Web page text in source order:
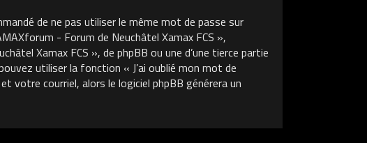
de ne pas utiliser le même mot de passe sur
- Forum de Neuchâtel Xamax FCS »,
Xamax FCS », de phpBB ou une d’une tierce partie
utiliser la fonction « J’ai oublié mon mot de
votre courriel, alors le logiciel phpBB générera un